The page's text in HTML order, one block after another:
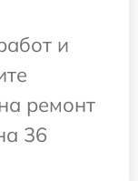
и
ремонт
36